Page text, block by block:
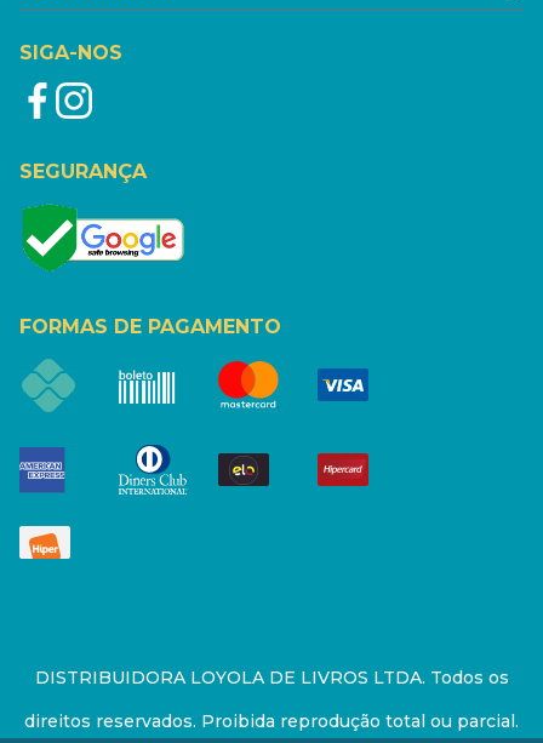
SIGA-NOS
SEGURANÇA
FORMAS DE PAGAMENTO
DISTRIBUIDORA LOYOLA DE LIVROS LTDA. Todos os
direitos reservados. Proibida reprodução total ou parcial.